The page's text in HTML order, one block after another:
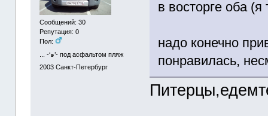
Сообщений: 30
Репутация: 0
Пол:
... -‘๑’- под асфальтом пляж
2003 Санкт-Петербург
в восторге оба (я
надо конечно
понравилась,